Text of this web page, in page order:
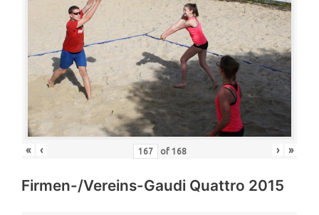
« ‹ of 168 › »
Firmen-/Vereins-Gaudi Quattro 2015